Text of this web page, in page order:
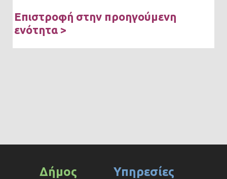
Επιστροφή στην προηγούμενη
ενότητα >
Δήμος Υπηρεσίες